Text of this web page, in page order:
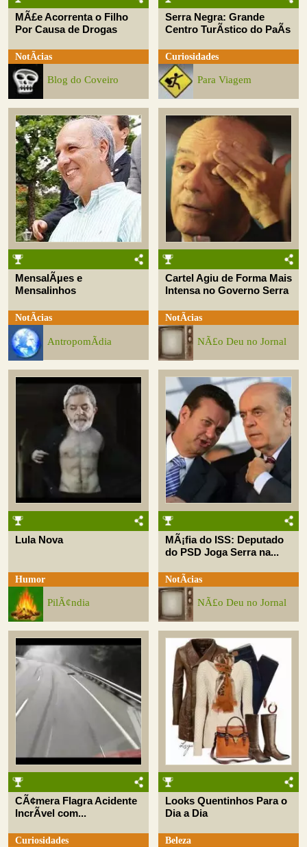
MÃ£e Acorrenta o Filho
Por Causa de Drogas
NotÃ­cias
Blog do Coveiro
Serra Negra: Grande
Centro TurÃ­stico do PaÃ­s
Curiosidades
Para Viagem
MensalÃµes e
Mensalinhos
NotÃ­cias
AntropomÃ­dia
Cartel Agiu de Forma Mais
Intensa no Governo Serra
NotÃ­cias
NÃ£o Deu no Jornal
Lula Nova
Humor
PilÃ¢ndia
MÃ¡fia do ISS: Deputado
do PSD Joga Serra na...
NotÃ­cias
NÃ£o Deu no Jornal
CÃ¢mera Flagra Acidente
IncrÃ­vel com...
Curiosidades
Looks Quentinhos Para o
Dia a Dia
Beleza